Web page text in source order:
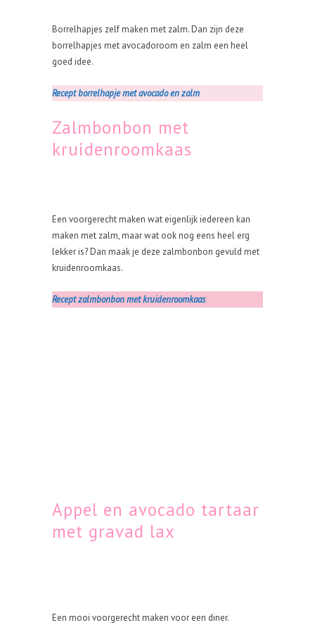
Borrelhapjes zelf maken met zalm. Dan zijn deze
borrelhapjes met avocadoroom en zalm een heel
goed idee.
Recept borrelhapje met avocado en zalm
Zalmbonbon met
kruidenroomkaas
Een voorgerecht maken wat eigenlijk iedereen kan
maken met zalm, maar wat ook nog eens heel erg
lekker is? Dan maak je deze zalmbonbon gevuld met
kruidenroomkaas.
Recept zalmbonbon met kruidenroomkaas
Appel en avocado tartaar
met gravad lax
Een mooi voorgerecht maken voor een diner.